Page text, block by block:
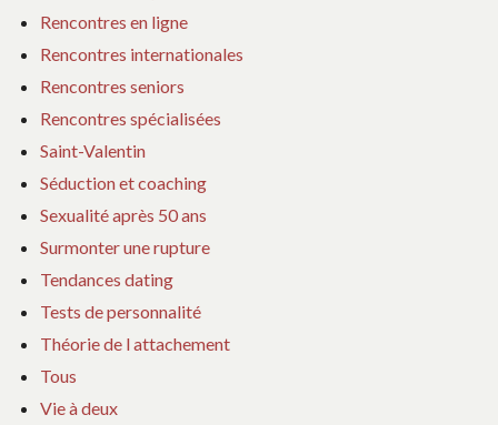
Rencontres en ligne
Rencontres internationales
Rencontres seniors
Rencontres spécialisées
Saint-Valentin
Séduction et coaching
Sexualité après 50 ans
Surmonter une rupture
Tendances dating
Tests de personnalité
Théorie de l attachement
Tous
Vie à deux